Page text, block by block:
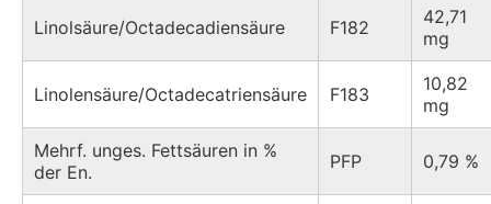
Linolsäure/Octadecadiensäure F182
42,71
mg
Linolensäure/Octadecatriensäure F183
10,82
mg
Mehrf. unges. Fettsäuren in %
der En.
PFP 0,79 %